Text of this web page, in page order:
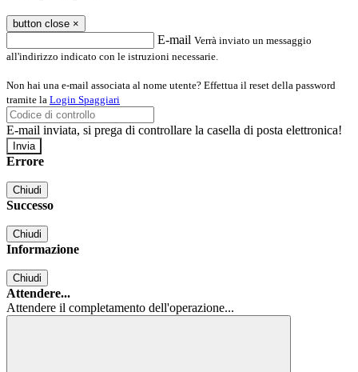
button close ×
E-mail Verrà inviato un messaggio
all'indirizzo indicato con le istruzioni necessarie.
Non hai una e-mail associata al nome utente? Effettua il reset della password
tramite la Login Spaggiari
E-mail inviata, si prega di controllare la casella di posta elettronica!
Errore
Chiudi
Successo
Chiudi
Informazione
Chiudi
Attendere...
Attendere il completamento dell'operazione...